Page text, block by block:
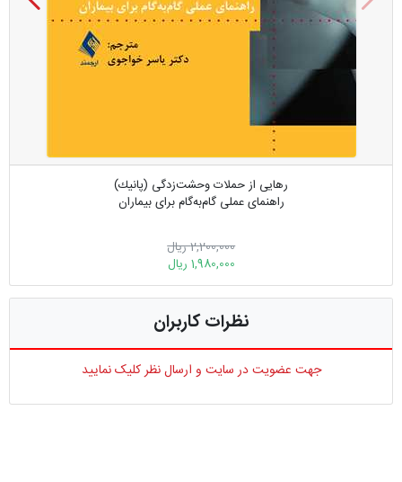
رهایی از حملات وحشت‌زدگی (پانیك)
راهنمای عملی گام‌به‌گام برای بیماران
2,200,000 ریال
1,980,000 ریال
نظرات کاربران
جهت عضویت در سایت و ارسال نظر کلیک نمایید